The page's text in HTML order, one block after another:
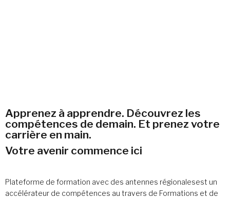
Apprenez à apprendre. Découvrez les
compétences de demain. Et prenez votre
carrière en main.
Votre avenir commence ici
Plateforme de formation avec des antennes régionalesest un
accélérateur de compétences au travers de Formations et de